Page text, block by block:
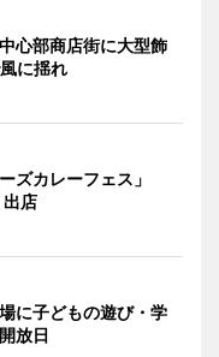
心部商店街に大型飾
に揺れ
ズカレーフェス」
店
に子どもの遊び・学
放日